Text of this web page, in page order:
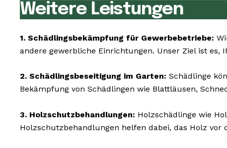
Weitere Leistungen
1. Schädlingsbekämpfung für Gewerbebetriebe:
andere gewerbliche Einrichtungen. Unser Ziel ist
2. Schädlingsbeseitigung im Garten: Schädlinge
Bekämpfung von Schädlingen wie Blattläusen,
3. Holzschutzbehandlungen: Holzschädlinge wie
Holzschutzbehandlungen helfen dabei, das Holz